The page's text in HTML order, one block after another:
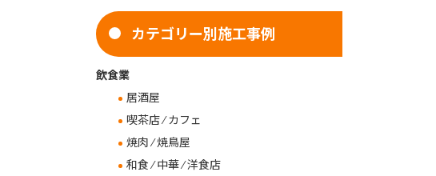
カテゴリー別施工事例
飲食業
居酒屋
喫茶店 ⁄ カフェ
焼肉 ⁄ 焼鳥屋
和食 ⁄ 中華 ⁄ 洋食店